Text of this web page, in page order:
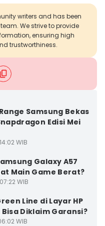
writers and has been
We strive to provide
ensuring high
trustworthiness.
Samsung Bekas
Edisi Mei
WIB
Galaxy A57
Main Game Berat?
WIB
Line di Layar HP
Diklaim Garansi?
WIB